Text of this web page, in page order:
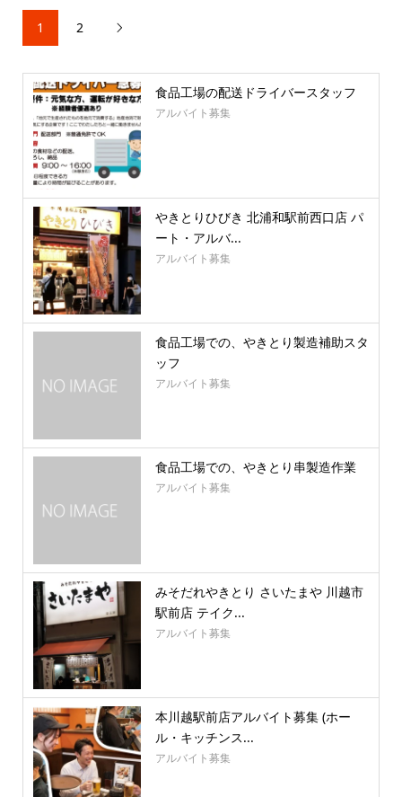
1 2 
食品工場の配送ドライバースタッフ
アルバイト募集
やきとりひびき 北浦和駅前西口店 パ
ート・アルバ...
アルバイト募集
食品工場での、やきとり製造補助スタ
ッフ
アルバイト募集
食品工場での、やきとり串製造作業
アルバイト募集
みそだれやきとり さいたまや 川越市
駅前店 テイク...
アルバイト募集
本川越駅前店アルバイト募集 (ホー
ル・キッチンス...
アルバイト募集